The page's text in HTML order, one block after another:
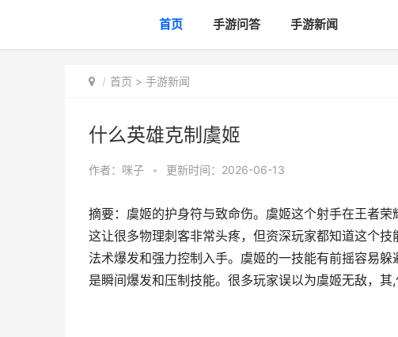
首页 手游问答 手游新闻
首页 > 手游新闻
什么英雄克制虞姬
作者： 咪子 • 更新时间：2026-06-13
摘要：虞姬的护身符与致命伤。虞姬这个射手在王者
这让很多物理刺客非常头疼，但资深玩家都知道这个
法术爆发和强力控制入手。虞姬的一技能有前摇容易
是瞬间爆发和压制技能。很多玩家误以为虞姬无敌，其